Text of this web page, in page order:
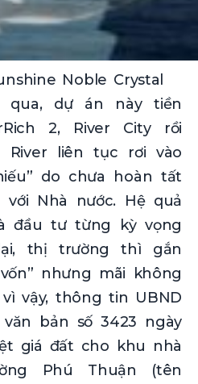
Noble Crystal
qua, dự án này tiền
2, River City rồi
River liên tục rơi vào
do chưa hoàn tất
Nhà nước. Hệ quả
đầu tư từng kỳ vọng
thị trường thì gắn
nhưng mãi không
vậy, thông tin UBND
văn bản số 3423 ngày
giá đất cho khu nhà
Phú Thuận (tên